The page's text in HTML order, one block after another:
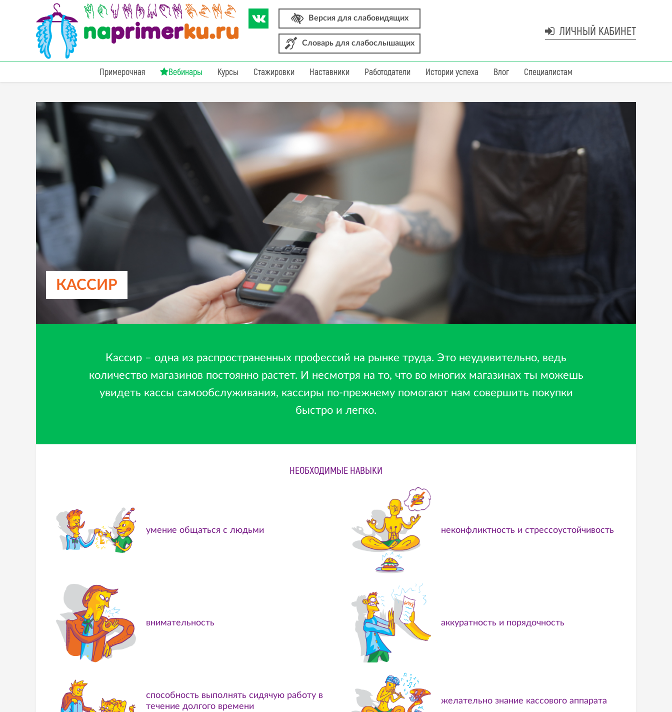
Версия для слабовидящих
Словарь для слабослышащих
ЛИЧНЫЙ КАБИНЕТ
Примерочная Вебинары Курсы Стажировки Наставники Работодатели Истории успеха Влог Специалистам
КАССИР
Кассир – одна из распространенных профессий на рынке труда. Это неудивительно, ведь
количество магазинов постоянно растет. И несмотря на то, что во многих магазинах ты можешь
увидеть кассы самообслуживания, кассиры по-прежнему помогают нам совершить покупки
быстро и легко.
НЕОБХОДИМЫЕ НАВЫКИ
умение общаться с людьми неконфликтность и стрессоустойчивость
внимательность аккуратность и порядочность
способность выполнять сидячую работу в
течение долгого времени
желательно знание кассового аппарата